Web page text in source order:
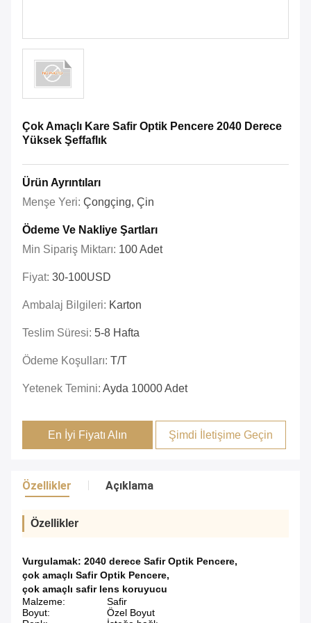
Çok Amaçlı Kare Safir Optik Pencere 2040 Derece
Yüksek Şeffaflık
Ürün Ayrıntıları
Menşe Yeri: Çongçing, Çin
Ödeme Ve Nakliye Şartları
Min Sipariş Miktarı: 100 Adet
Fiyat: 30-100USD
Ambalaj Bilgileri: Karton
Teslim Süresi: 5-8 Hafta
Ödeme Koşulları: T/T
Yetenek Temini: Ayda 10000 Adet
En İyi Fiyatı Alın Şimdi İletişime Geçin
Özellikler Açıklama
Özellikler
Vurgulamak: 2040 derece Safir Optik Pencere,
çok amaçlı Safir Optik Pencere,
çok amaçlı safir lens koruyucu
Malzeme:
Safir
Boyut:
Özel Boyut